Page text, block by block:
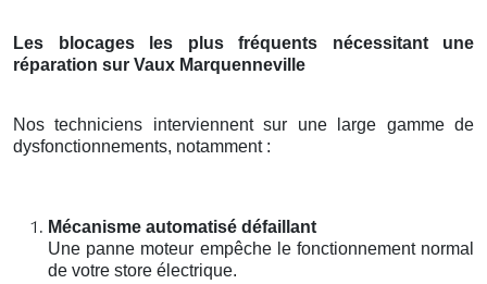
Les blocages les plus fréquents nécessitant une
réparation sur Vaux Marquenneville
Nos techniciens interviennent sur une large gamme de
dysfonctionnements, notamment :
Mécanisme automatisé défaillant
Une panne moteur empêche le fonctionnement normal
de votre store électrique.